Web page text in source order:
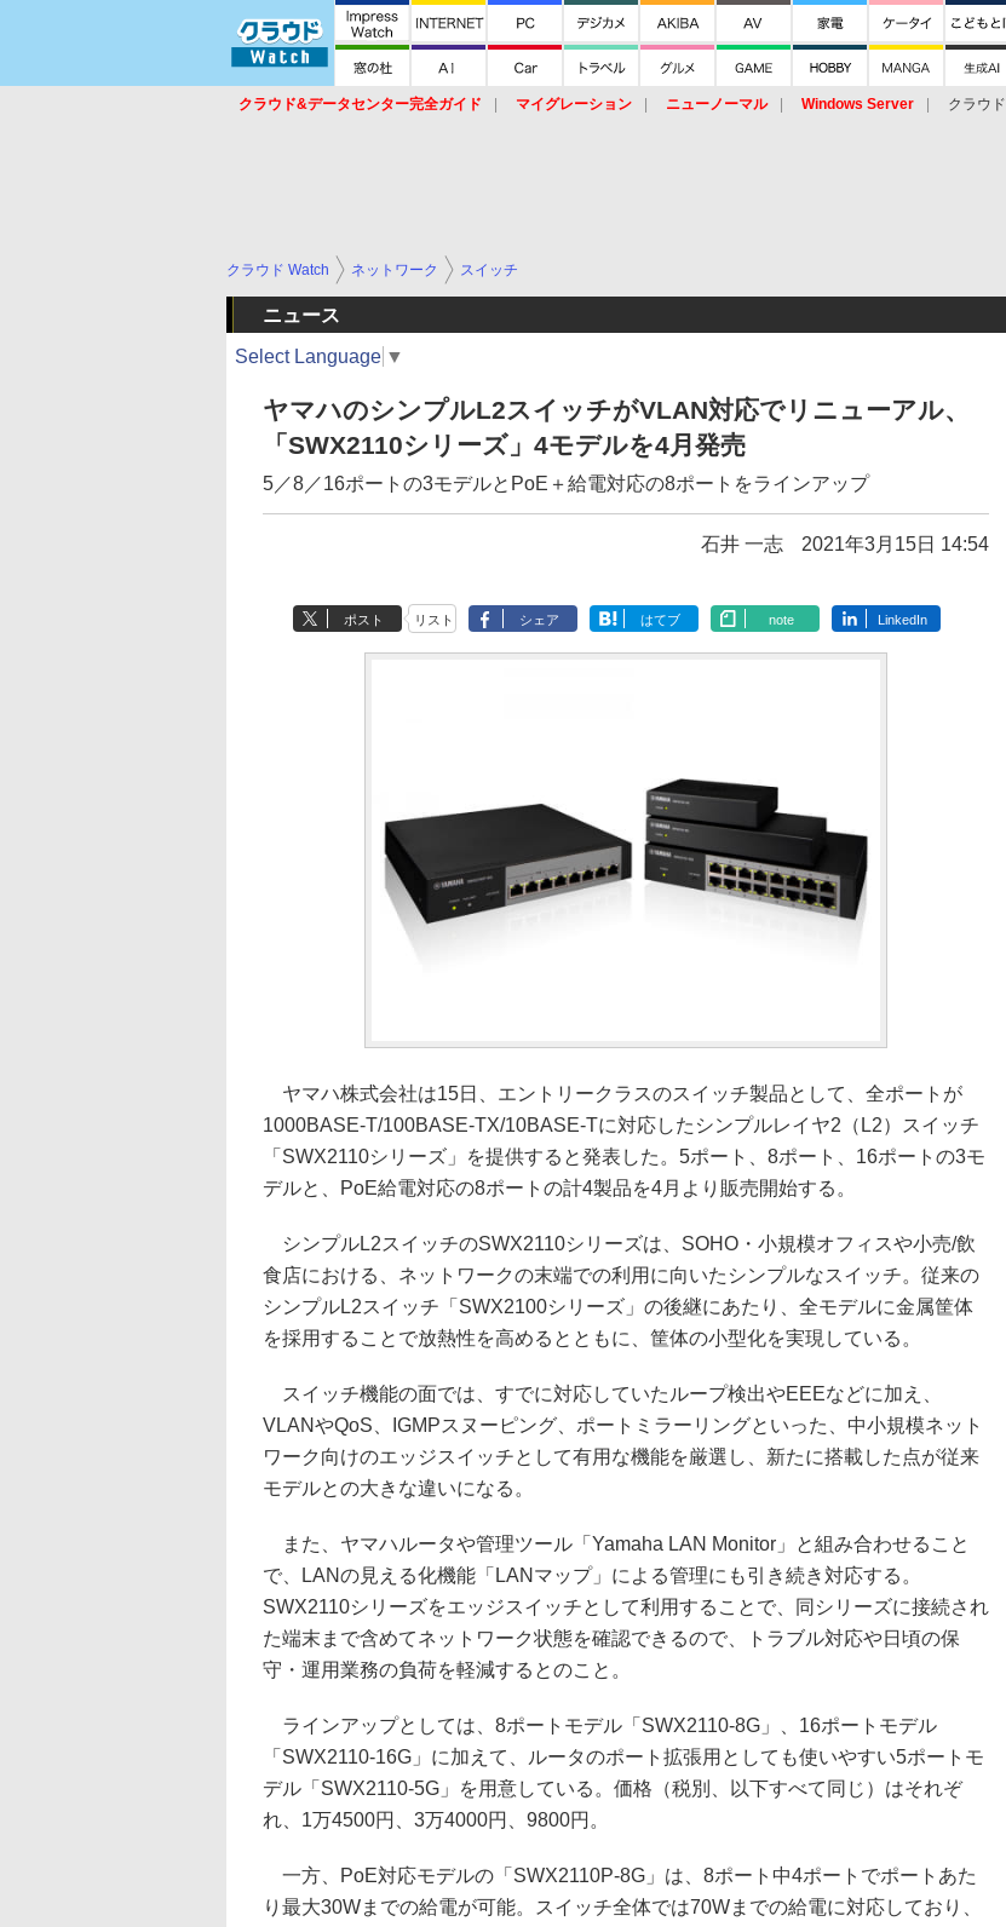
クラウド&データセンター完全ガイド マイグレーション ニューノーマル Windows Server クラウド
クラウド Watch ネットワーク スイッチ
ニュース
Select Language ▼
ヤマハのシンプルL2スイッチがVLAN対応でリニューアル、
「SWX2110シリーズ」4モデルを4月発売
5／8／16ポートの3モデルとPoE＋給電対応の8ポートをラインアップ
石井 一志 2021年3月15日 14:54
ポスト リスト シェア はてブ note LinkedIn
ヤマハ株式会社は15日、エントリークラスのスイッチ製品として、全ポートが
1000BASE-T/100BASE-TX/10BASE-Tに対応したシンプルレイヤ2（L2）スイッチ
「SWX2110シリーズ」を提供すると発表した。5ポート、8ポート、16ポートの3モ
デルと、PoE給電対応の8ポートの計4製品を4月より販売開始する。
シンプルL2スイッチのSWX2110シリーズは、SOHO・小規模オフィスや小売/飲
食店における、ネットワークの末端での利用に向いたシンプルなスイッチ。従来の
シンプルL2スイッチ「SWX2100シリーズ」の後継にあたり、全モデルに金属筐体
を採用することで放熱性を高めるとともに、筐体の小型化を実現している。
スイッチ機能の面では、すでに対応していたループ検出やEEEなどに加え、
VLANやQoS、IGMPスヌーピング、ポートミラーリングといった、中小規模ネット
ワーク向けのエッジスイッチとして有用な機能を厳選し、新たに搭載した点が従来
モデルとの大きな違いになる。
また、ヤマハルータや管理ツール「Yamaha LAN Monitor」と組み合わせること
で、LANの見える化機能「LANマップ」による管理にも引き続き対応する。
SWX2110シリーズをエッジスイッチとして利用することで、同シリーズに接続され
た端末まで含めてネットワーク状態を確認できるので、トラブル対応や日頃の保
守・運用業務の負荷を軽減するとのこと。
ラインアップとしては、8ポートモデル「SWX2110-8G」、16ポートモデル
「SWX2110-16G」に加えて、ルータのポート拡張用としても使いやすい5ポートモ
デル「SWX2110-5G」を用意している。価格（税別、以下すべて同じ）はそれぞ
れ、1万4500円、3万4000円、9800円。
一方、PoE対応モデルの「SWX2110P-8G」は、8ポート中4ポートでポートあた
り最大30Wまでの給電が可能。スイッチ全体では70Wまでの給電に対応しており、